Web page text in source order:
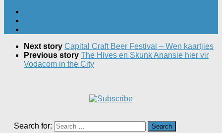
Next story Capital Craft Beer Festival – Wen kaartjies
Previous story The Hives en Skunk Anansie hier vir
Vodacom in the City
Search for: